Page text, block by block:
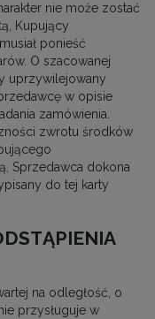
nie może zostać
Kupujący
ponieść
O szacowanej
uprzywilejowany
w opisie
zamówienia.
zwrotu środków
Sprzedawca dokona
do tej karty
na odległość, o
przysługuje w